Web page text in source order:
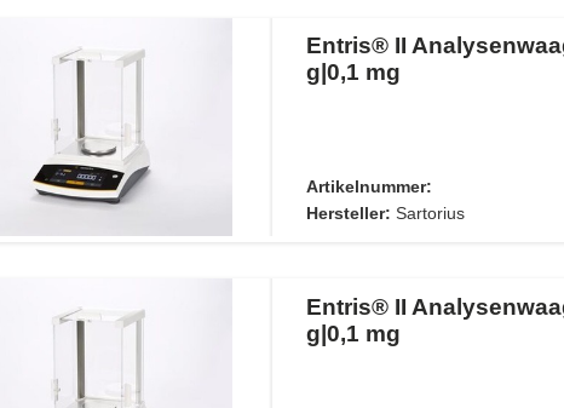
Entris® II
g|0,1 mg
Artikelnummer:
Hersteller: Sartorius
Entris® II
g|0,1 mg